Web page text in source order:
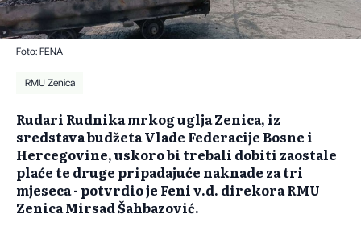
Foto: FENA
RMU Zenica
Rudari Rudnika mrkog uglja Zenica, iz
sredstava budžeta Vlade Federacije Bosne i
Hercegovine, uskoro bi trebali dobiti zaostale
plaće te druge pripadajuće naknade za tri
mjeseca - potvrdio je Feni v.d. direkora RMU
Zenica Mirsad Šahbazović.